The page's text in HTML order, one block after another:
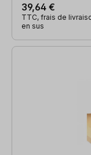
39,64 €
TTC, frais de
en sus